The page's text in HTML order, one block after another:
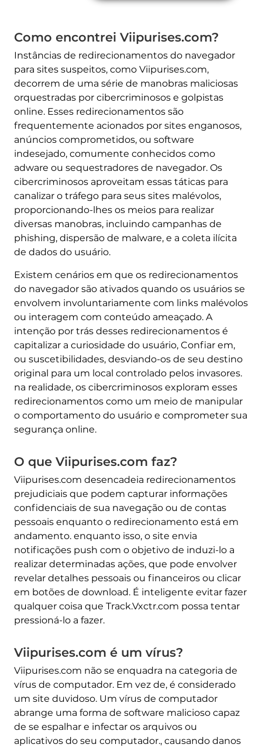
Como encontrei Viipurises.com?
Instâncias de redirecionamentos do navegador
para sites suspeitos, como Viipurises.com,
decorrem de uma série de manobras maliciosas
orquestradas por cibercriminosos e golpistas
online. Esses redirecionamentos são
frequentemente acionados por sites enganosos,
anúncios comprometidos, ou software
indesejado, comumente conhecidos como
adware ou sequestradores de navegador. Os
cibercriminosos aproveitam essas táticas para
canalizar o tráfego para seus sites malévolos,
proporcionando-lhes os meios para realizar
diversas manobras, incluindo campanhas de
phishing, dispersão de malware, e a coleta ilícita
de dados do usuário.
Existem cenários em que os redirecionamentos
do navegador são ativados quando os usuários se
envolvem involuntariamente com links malévolos
ou interagem com conteúdo ameaçado. A
intenção por trás desses redirecionamentos é
capitalizar a curiosidade do usuário, Confiar em,
ou suscetibilidades, desviando-os de seu destino
original para um local controlado pelos invasores.
na realidade, os cibercriminosos exploram esses
redirecionamentos como um meio de manipular
o comportamento do usuário e comprometer sua
segurança online.
O que Viipurises.com faz?
Viipurises.com desencadeia redirecionamentos
prejudiciais que podem capturar informações
confidenciais de sua navegação ou de contas
pessoais enquanto o redirecionamento está em
andamento. enquanto isso, o site envia
notificações push com o objetivo de induzi-lo a
realizar determinadas ações, que pode envolver
revelar detalhes pessoais ou financeiros ou clicar
em botões de download. É inteligente evitar fazer
qualquer coisa que Track.Vxctr.com possa tentar
pressioná-lo a fazer.
Viipurises.com é um vírus?
Viipurises.com não se enquadra na categoria de
vírus de computador. Em vez de, é considerado
um site duvidoso. Um vírus de computador
abrange uma forma de software malicioso capaz
de se espalhar e infectar os arquivos ou
aplicativos do seu computador., causando danos